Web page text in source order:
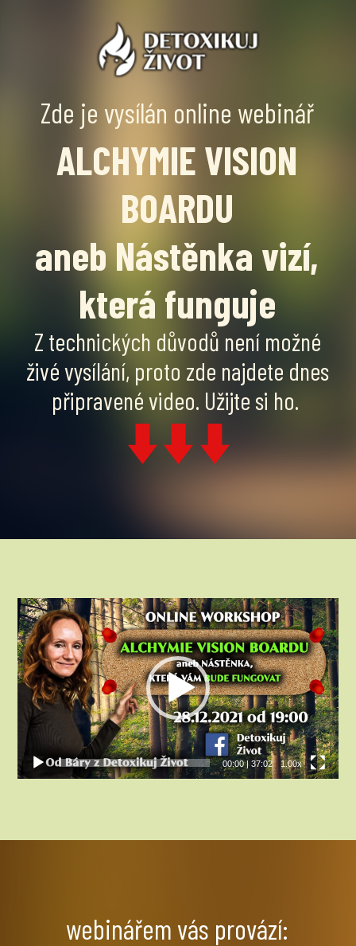
Zde je vysílán online webinář
ALCHYMIE VISION
BOARDU
aneb Nástěnka vizí,
která funguje
Z technických důvodů není možné
živé vysílání, proto zde najdete dnes
připravené video. Užijte si ho.
Video
přehrávač
00:00| 37:02 1.00x
webinářem vás provází: